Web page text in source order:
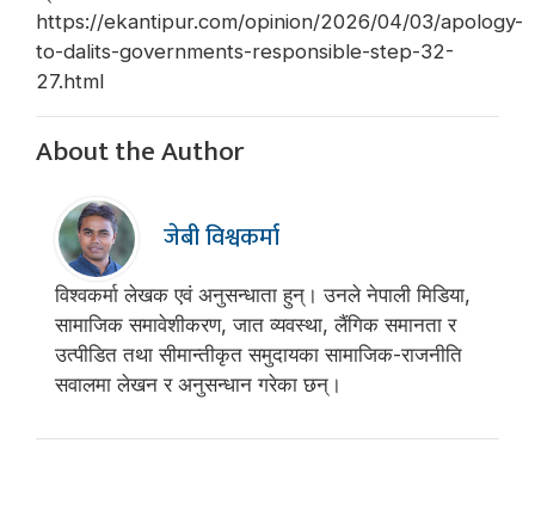
https://ekantipur.com/opinion/2026/04/03/apology-
to-dalits-governments-responsible-step-32-
27.html
About the Author
जेबी विश्वकर्मा
विश्वकर्मा लेखक एवं अनुसन्धाता हुन्। उनले नेपाली मिडिया,
सामाजिक समावेशीकरण, जात व्यवस्था, लैंगिक समानता र
उत्पीडित तथा सीमान्तीकृत समुदायका सामाजिक-राजनीति
सवालमा लेखन र अनुसन्धान गरेका छन्।